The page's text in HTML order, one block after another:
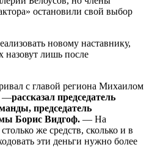
остановили свой выбор
новому наставнику,
лишь после
с главой региона Михаилом
—рассказал председатель
председатель
Борис Видгоф. — На
же средств, сколько и в
эти деньги нужно более